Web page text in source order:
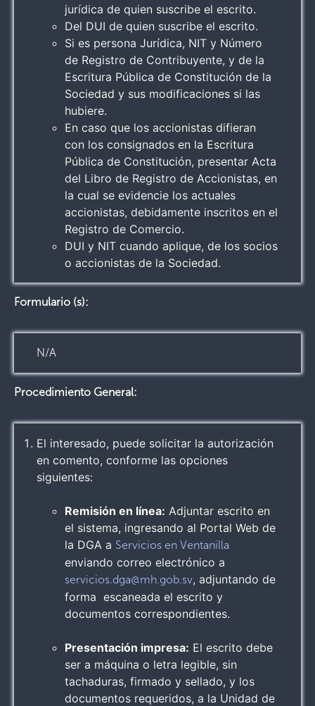
jurídica de quien suscribe el escrito.
Del DUI de quien suscribe el escrito.
Si es persona Jurídica, NIT y Número
de Registro de Contribuyente, y de la
Escritura Pública de Constitución de la
Sociedad y sus modificaciones si las
hubiere.
En caso que los accionistas difieran
con los consignados en la Escritura
Pública de Constitución, presentar Acta
del Libro de Registro de Accionistas, en
la cual se evidencie los actuales
accionistas, debidamente inscritos en el
Registro de Comercio.
DUI y NIT cuando aplique, de los socios
o accionistas de la Sociedad.
Formulario (s):
N/A
Procedimiento General:
El interesado, puede solicitar la autorización
en comento, conforme las opciones
siguientes:
Remisión en línea: Adjuntar escrito en
el sistema, ingresando al Portal Web de
la DGA a Servicios en Ventanilla
enviando correo electrónico a
servicios.dga@mh.gob.sv, adjuntando de
forma escaneada el escrito y
documentos correspondientes.
Presentación impresa: El escrito debe
ser a máquina o letra legible, sin
tachaduras, firmado y sellado, y los
documentos requeridos, a la Unidad de